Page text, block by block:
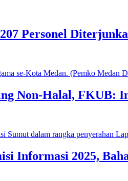
Personel
Non-Halal,
Informasi 2025,